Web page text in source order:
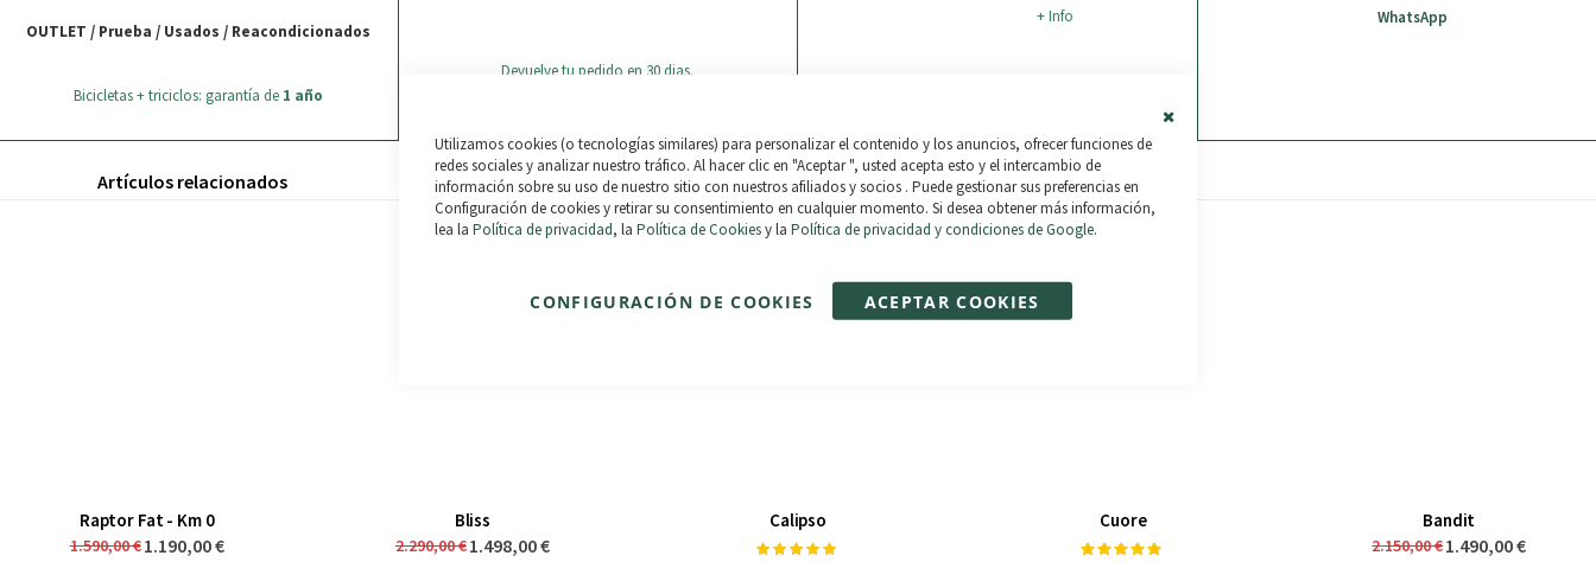
Close
Utilizamos cookies (o tecnologías similares) para personalizar el contenido y los anuncios, ofrecer funciones de
redes sociales y analizar nuestro tráfico. Al hacer clic en "Aceptar ", usted acepta esto y el intercambio de
información sobre su uso de nuestro sitio con nuestros afiliados y socios . Puede gestionar sus preferencias en
Configuración de cookies y retirar su consentimiento en cualquier momento. Si desea obtener más información,
lea la Política de privacidad, la Política de Cookiesy la Política de privacidad y condiciones de Google.
ACEPTAR COOKIES
CONFIGURACIÓN DE COOKIES
OUTLET / Prueba / Usados / Reacondicionados
Bicicletas + triciclos: garantía de 1 año
Devuelve tu pedido en 30 dias.
+ Info
WhatsApp
Artículos relacionados
Raptor Fat - Km 0
1.590,00 €1.190,00 €
Bliss
2.290,00 €1.498,00 €
Calipso
Valoración:
Cuore
Valoración:
Bandit
2.150,00 €1.490,00 €